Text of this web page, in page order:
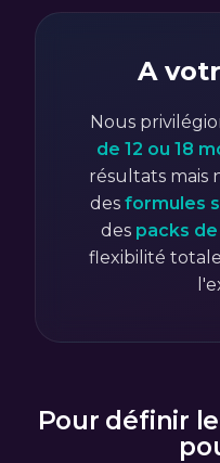
A
Nous
de 12 ou 18
résultats mais
des formules
des packs
flexibilité
Pour définir